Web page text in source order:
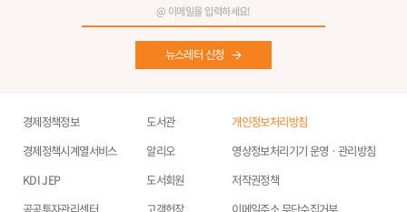
뉴스레터 신청
경제정책정보
경제정책시계열서비스
KDI JEP
도서관
알리오
도서회원
개인정보처리방침
영상정보처리기기 운영ㆍ관리방침
저작권정책